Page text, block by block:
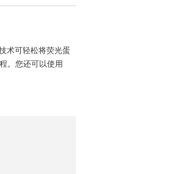
术可轻松将荧光蛋
。您还可以使用